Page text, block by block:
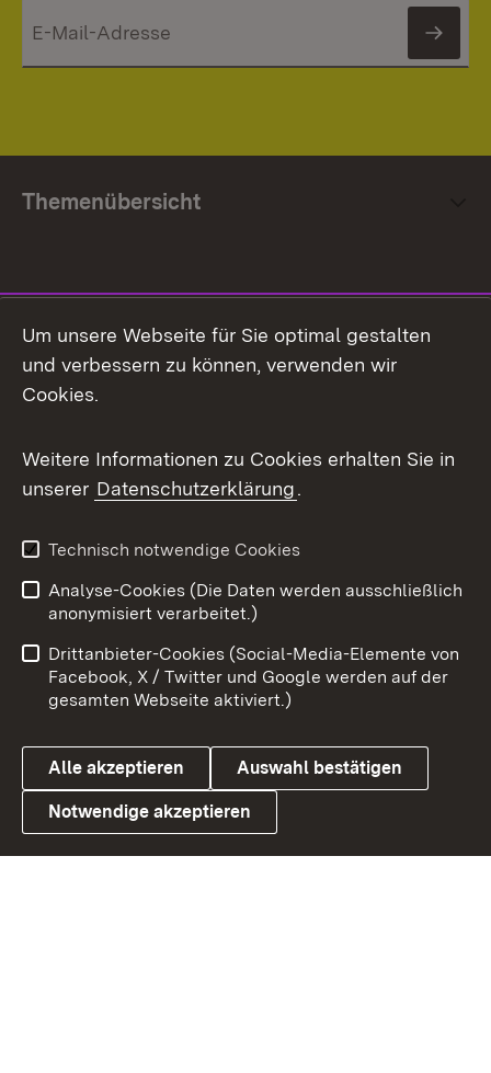
Themenübersicht
Facebook
X / Twitter
Youtube
Link zum Landesportal
Impressum
Kontakt
Barrierefreiheit
Datenschutz
Cookies
Um unsere Webseite für Sie optimal gestalten
und verbessern zu können, verwenden wir
Cookies.
Weitere Informationen zu Cookies erhalten Sie in
unserer Datenschutzerklärung.
Technisch notwendige Cookies
Analyse-Cookies (Die Daten werden ausschließlich
anonymisiert verarbeitet.)
Drittanbieter-Cookies (Social-Media-Elemente von
Facebook, X / Twitter und Google werden auf der
gesamten Webseite aktiviert.)
Alle akzeptieren Auswahl bestätigen
Notwendige akzeptieren